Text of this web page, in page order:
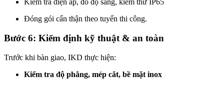
Kiểm tra điện áp, đo độ sáng, kiểm thử IP65
Đóng gói cẩn thận theo tuyến thi công.
Bước 6: Kiểm định kỹ thuật & an toàn
Trước khi bàn giao, IKD thực hiện:
Kiểm tra độ phẳng, mép cắt, bề mặt inox